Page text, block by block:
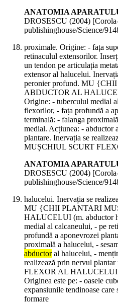
ANATOMIA
DROSESCU (2004)
publishinghouse/Science/
proximale. Origine: - fața
retinaculul extensorilor.
un tendon pe articulația
extensor al halucelui.
peronier profund. MU
ABDUCTOR AL
Origine: - tuberculul medial
flexorilor, - fața profundă a
terminală: - falanga
medial. Acțiunea: - abductor
plantare. Inervația se
MUȘCHIUL SCURT
ANATOMIA
DROSESCU (2004)
publishinghouse/Science/
halucelui. Inervația se
MU {CHII PLANTARI
HALUCELUI (m. abductor
medial al calcaneului, - pe
profundă a aponevrozei
proximală a halucelui, -
abductoral halucelui, -
realizează prin nervul
FLEXOR AL HALUCELUI
Originea este pe: - oasele
expansiunile tendinoase care
formare